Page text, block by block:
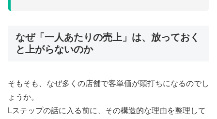
なぜ「一人あたりの売上」は、放っておく
と上がらないのか
そもそも、なぜ多くの店舗で客単価が頭打ちになるのでし
ょうか。
Lステップの話に入る前に、その構造的な理由を整理して